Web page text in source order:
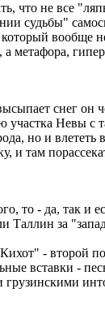
что не все
судьбы"
вообще
метафора,
снег он
участка Невы с
но и
и там
то - да, так и
за
- второй по
вставки -